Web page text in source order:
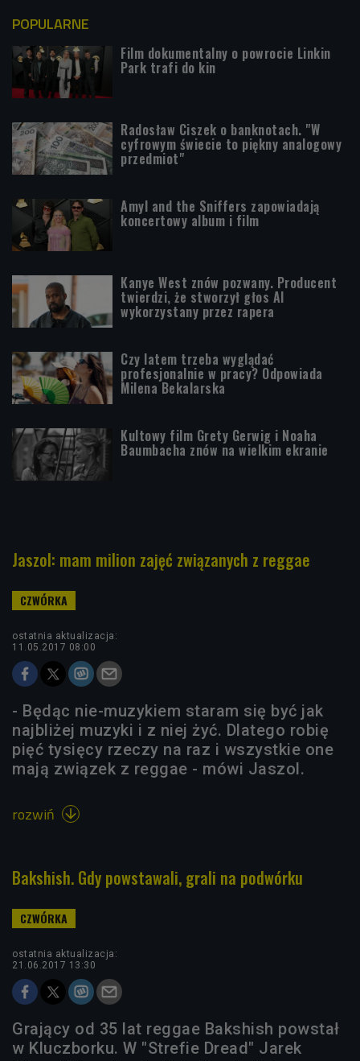
POPULARNE
Film dokumentalny o powrocie Linkin
Park trafi do kin
Radosław Ciszek o banknotach. "W
cyfrowym świecie to piękny analogowy
przedmiot"
Amyl and the Sniffers zapowiadają
koncertowy album i film
Kanye West znów pozwany. Producent
twierdzi, że stworzył głos AI
wykorzystany przez rapera
Czy latem trzeba wyglądać
profesjonalnie w pracy? Odpowiada
Milena Bekalarska
Kultowy film Grety Gerwig i Noaha
Baumbacha znów na wielkim ekranie
Jaszol: mam milion zajęć związanych z reggae
ostatnia aktualizacja:
11.05.2017 08:00
- Będąc nie-muzykiem staram się być jak
najbliżej muzyki i z niej żyć. Dlatego robię
pięć tysięcy rzeczy na raz i wszystkie one
mają związek z reggae - mówi Jaszol.
rozwiń 
Bakshish. Gdy powstawali, grali na podwórku
ostatnia aktualizacja:
21.06.2017 13:30
Grający od 35 lat reggae Bakshish powstał
w Kluczborku. W "Strefie Dread" Jarek